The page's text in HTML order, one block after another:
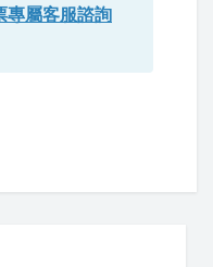
專屬客服諮詢